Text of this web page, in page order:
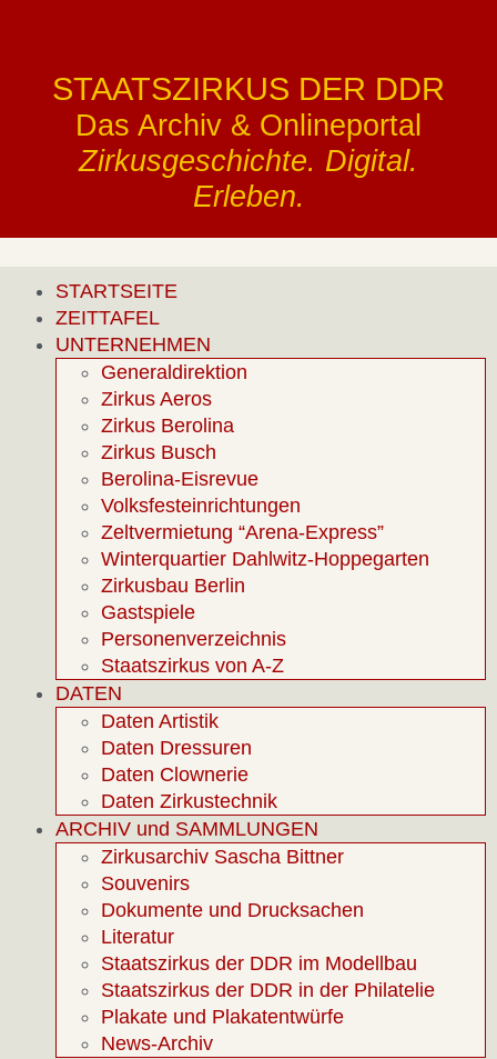
STAATSZIRKUS DER DDR
Das Archiv & Onlineportal
Zirkusgeschichte. Digital.
Erleben.
STARTSEITE
ZEITTAFEL
UNTERNEHMEN
Generaldirektion
Zirkus Aeros
Zirkus Berolina
Zirkus Busch
Berolina-Eisrevue
Volksfesteinrichtungen
Zeltvermietung “Arena-Express”
Winterquartier Dahlwitz-Hoppegarten
Zirkusbau Berlin
Gastspiele
Personenverzeichnis
Staatszirkus von A-Z
DATEN
Daten Artistik
Daten Dressuren
Daten Clownerie
Daten Zirkustechnik
ARCHIV und SAMMLUNGEN
Zirkusarchiv Sascha Bittner
Souvenirs
Dokumente und Drucksachen
Literatur
Staatszirkus der DDR im Modellbau
Staatszirkus der DDR in der Philatelie
Plakate und Plakatentwürfe
News-Archiv